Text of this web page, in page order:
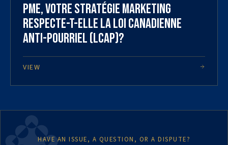
PME, votre stratégie marketing
respecte-t-elle la Loi canadienne
Anti-Pourriel (LCAP)?
VIEW
HAVE AN ISSUE, A QUESTION, OR A DISPUTE?